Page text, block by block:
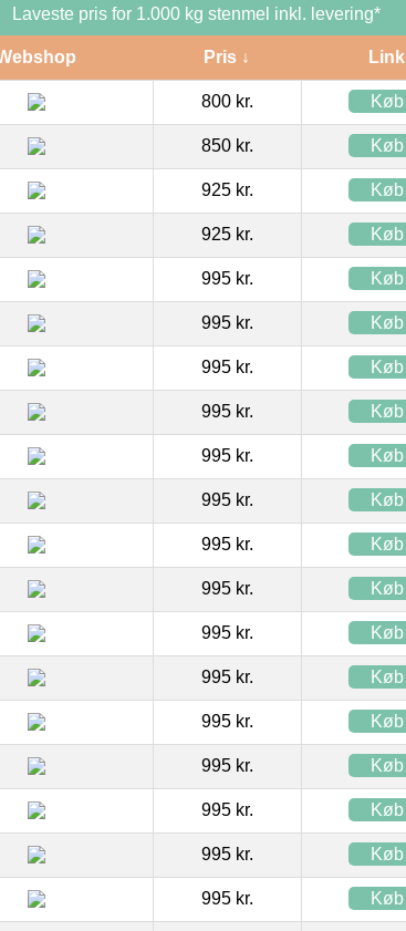
Laveste pris for 1.000 kg stenmel inkl. levering*
Pris ↓ Link
800 kr. Køb
850 kr. Køb
925 kr. Køb
925 kr. Køb
995 kr. Køb
995 kr. Køb
995 kr. Køb
995 kr. Køb
995 kr. Køb
995 kr. Køb
995 kr. Køb
995 kr. Køb
995 kr. Køb
995 kr. Køb
995 kr. Køb
995 kr. Køb
995 kr. Køb
995 kr. Køb
995 kr. Køb